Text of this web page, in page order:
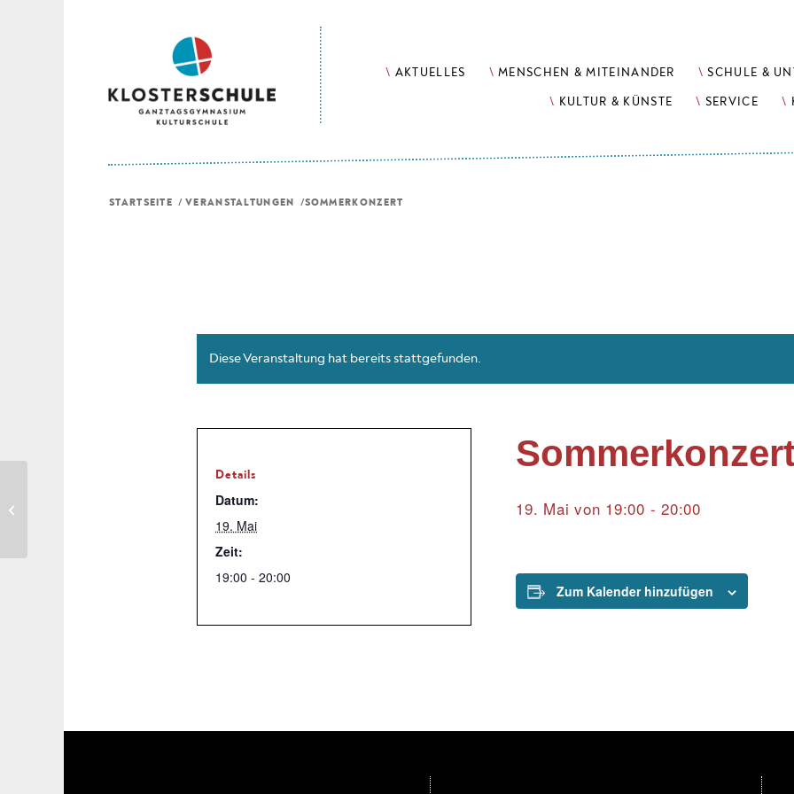
AKTUELLES MENSCHEN & MITEINANDER SCHULE &
KULTUR & KÜNSTE SERVICE
STARTSEITE / VERANSTALTUNGEN /SOMMERKONZERT
Diese Veranstaltung hat bereits stattgefunden.
19. Mai von 19:00 - 20:00
Zum Kalender hinzufügen
Details
Datum:
19. Mai
Zeit:
19:00 - 20:00